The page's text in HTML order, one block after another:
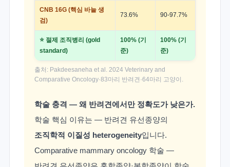
CNB 16G (핵심 바늘 생
검)
73.6% 90-97.7%
⭐ 절제 조직병리 (gold
standard)
100% (기
준)
100% (기
준)
출처: Pakdeesaneha et al. 2024 Veterinary and
Comparative Oncology·83마리 반려견·64마리 고양이.
학술 충격 — 왜 반려견에서만 정확도가 낮은가.
학술 핵심 이유는 — 반려견 유선종양의
조직학적 이질성 heterogeneity입니다.
Comparative mammary oncology 학술 —